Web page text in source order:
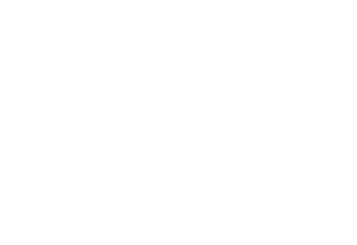
Việt Nam phồn vinh,
chương Độc lập hạng
xây dựng và bảo vệ Tổ